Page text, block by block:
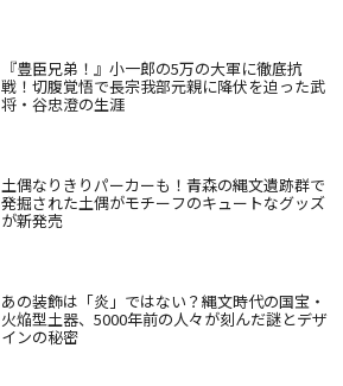
『豊臣兄弟！』小一郎の5万の大軍に徹底抗
戦！切腹覚悟で長宗我部元親に降伏を迫った武
将・谷忠澄の生涯
土偶なりきりパーカーも！青森の縄文遺跡群で
発掘された土偶がモチーフのキュートなグッズ
が新発売
あの装飾は「炎」ではない？縄文時代の国宝・
火焔型土器、5000年前の人々が刻んだ謎とデザ
インの秘密